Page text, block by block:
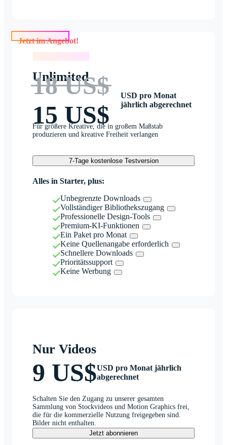
Jetzt im Angebot!
Unlimited
18 US$
15 US$
USD pro Monat
jährlich abgerechnet
Für größere Kreative, die in großem Maßstab
produzieren und kreative Freiheit verlangen
7-Tage kostenlose Testversion
Alles in Starter, plus:
Unbegrenzte Downloads
Vollständiger Bibliothekszugang
Professionelle Design-Tools
Premium-KI-Funktionen
Ein Paket pro Monat
Keine Quellenangabe erforderlich
Schnellere Downloads
Prioritätssupport
Keine Werbung
Nur Videos
9 US$USD pro Monat jährlich
abgerechnet
Schalten Sie den Zugang zu unserer gesamten
Sammlung von Stockvideos und Motion Graphics frei,
die für die kommerzielle Nutzung freigegeben sind.
Bilder nicht enthalten.
Jetzt abonnieren